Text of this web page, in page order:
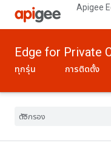
Apigee
Edge for Private
ทุกรุ่น การติดตั้ง